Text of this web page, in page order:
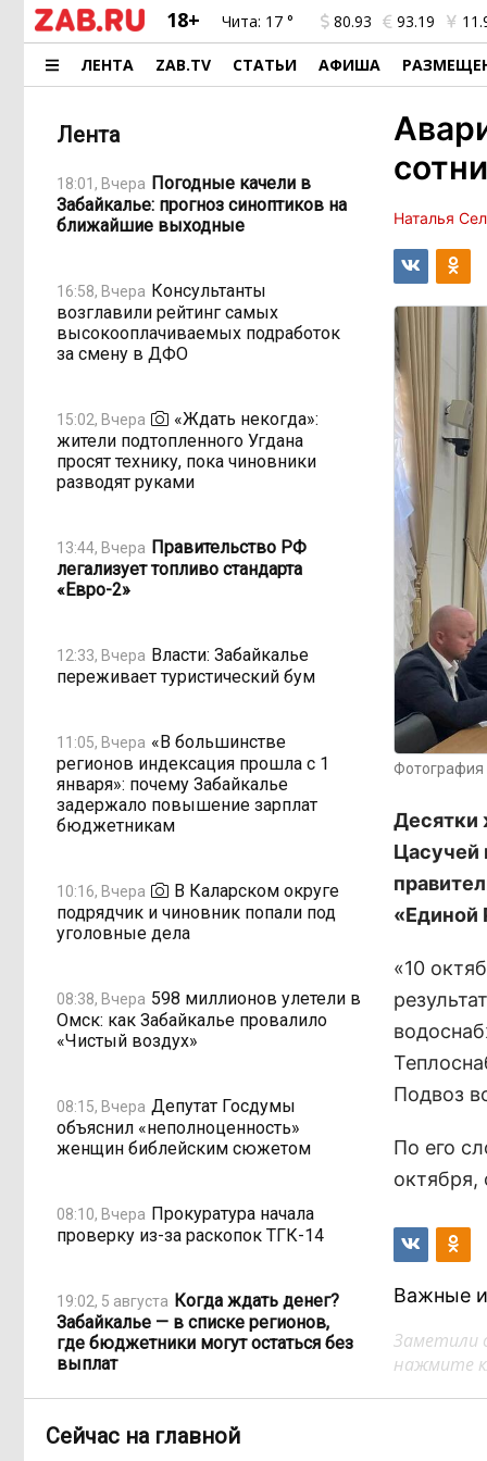
18+ Чита: 17 ° 80.93 93.19
ЛЕНТА ZAB.TV СТАТЬИ АФИША
Лента
18:01, Вчера Погодные качели в
Забайкалье: прогноз синоптиков на
ближайшие выходные
16:58, Вчера Консультанты
возглавили рейтинг самых
высокооплачиваемых подработок
за смену в ДФО
15:02, Вчера
«Ждать некогда»:
жители подтопленного Угдана
просят технику, пока чиновники
разводят руками
13:44, Вчера Правительство РФ
легализует топливо стандарта
«Евро-2»
12:33, Вчера Власти: Забайкалье
переживает туристический бум
11:05, Вчера «В большинстве
регионов индексация прошла с 1
января»: почему Забайкалье
задержало повышение зарплат
бюджетникам
10:16, Вчера
В Каларском округе
подрядчик и чиновник попали под
уголовные дела
08:38, Вчера 598 миллионов улетели в
Омск: как Забайкалье провалило
«Чистый воздух»
08:15, Вчера Депутат Госдумы
объяснил «неполноценность»
женщин библейским сюжетом
08:10, Вчера Прокуратура начала
проверку из-за раскопок ТГК-14
19:02, 5 августа Когда ждать денег?
Забайкалье — в списке регионов,
где бюджетники могут остаться без
выплат
17:30, 5 августа «Их масштаб может
превысить весь наш опыт»: Осипов
Наталья
Фотография
Десятки
Цасучей
«Единой
«10
Подвоз
По его
октября,
Важные
Заметили
нажмите
Сейчас на главной